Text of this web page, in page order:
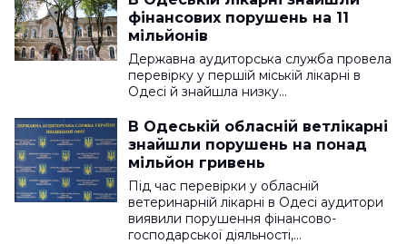
фінансових порушень на 11
мільйонів
Державна аудиторська служба провела
перевірку у першій міській лікарні в
Одесі й знайшла низку…
В Одеській обласній ветлікарні
знайшли порушень на понад
мільйон гривень
Під час перевірки у обласній
ветеринарній лікарні в Одесі аудитори
виявили порушення фінансово-
господарської діяльності,…